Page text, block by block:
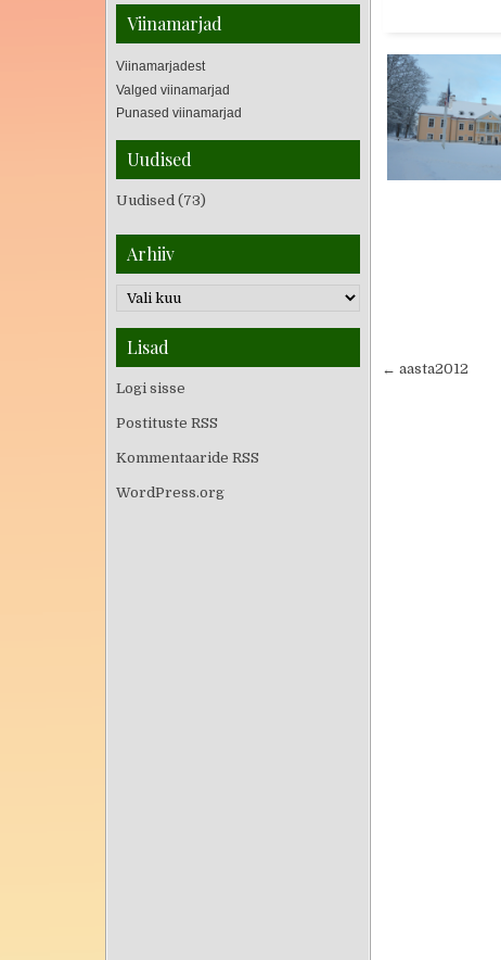
← aasta2012
Viinamarjad
Viinamarjadest
Valged viinamarjad
Punased viinamarjad
Uudised
Uudised (73)
Arhiiv
Lisad
Logi sisse
Postituste RSS
Kommentaaride RSS
WordPress.org